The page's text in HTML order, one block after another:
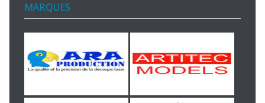
MARQUES